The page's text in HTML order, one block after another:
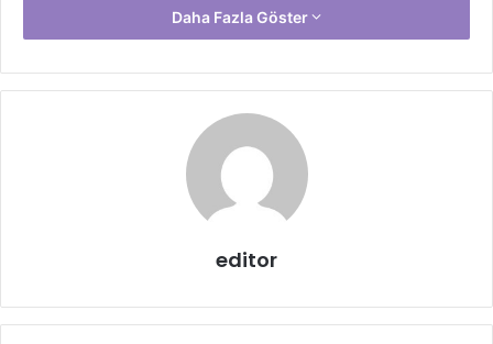
İnsanlar kendi tarzlarını salonlarına da yansıtır. Bu nedenle
birbirinden farklı olacaktır. Geleneksel abajur modellerinin
Daha Fazla Göster
editor